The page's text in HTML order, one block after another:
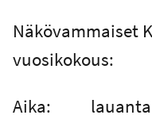
Näkövammaiset
vuosikokous:
Aika: lauantai